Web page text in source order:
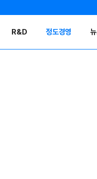
R&D 정도경영